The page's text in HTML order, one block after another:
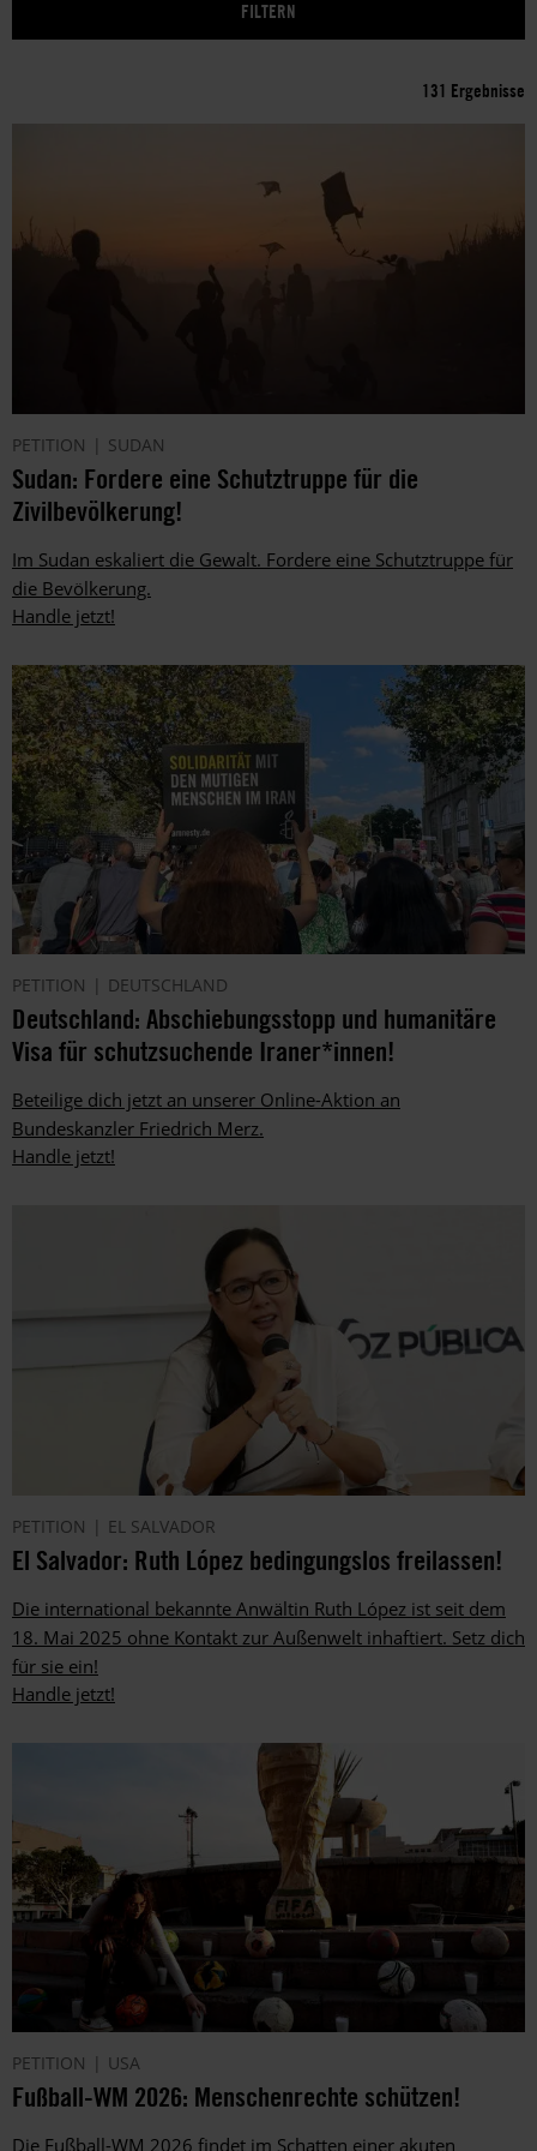
131 Ergebnisse
PETITION SUDAN
Sudan: Fordere eine Schutztruppe für die
Zivilbevölkerung!
Im Sudan eskaliert die Gewalt. Fordere eine Schutztruppe für
die Bevölkerung.
Handle jetzt!
PETITION DEUTSCHLAND
Deutschland: Abschiebungsstopp und humanitäre
Visa für schutzsuchende Iraner*innen!
Beteilige dich jetzt an unserer Online-Aktion an
Bundeskanzler Friedrich Merz.
Handle jetzt!
PETITION EL SALVADOR
El Salvador: Ruth López bedingungslos freilassen!
Die international bekannte Anwältin Ruth López ist seit dem
18. Mai 2025 ohne Kontakt zur Außenwelt inhaftiert. Setz dich
für sie ein!
Handle jetzt!
PETITION USA
Fußball-WM 2026: Menschenrechte schützen!
Die Fußball-WM 2026 findet im Schatten einer akuten